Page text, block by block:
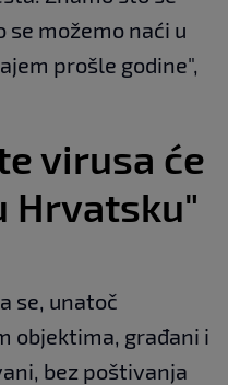
se možemo naći u
prošle godine",
virusa će
Hrvatsku"
se, unatoč
objektima, građani i
bez poštivanja